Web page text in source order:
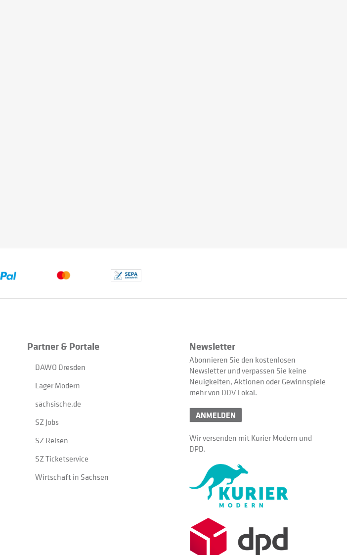
Partner & Portale
DAWO Dresden
Lager Modern
sächsische.de
SZ Jobs
SZ Reisen
SZ Ticketservice
Wirtschaft in Sachsen
Newsletter
Abonnieren Sie den kostenlosen
Newsletter und verpassen Sie keine
Neuigkeiten, Aktionen oder Gewinnspiele
mehr von DDV Lokal.
ANMELDEN
Wir versenden mit Kurier Modern und
DPD.